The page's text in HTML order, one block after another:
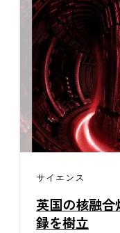
サイエンス
英国の核融
録を樹立